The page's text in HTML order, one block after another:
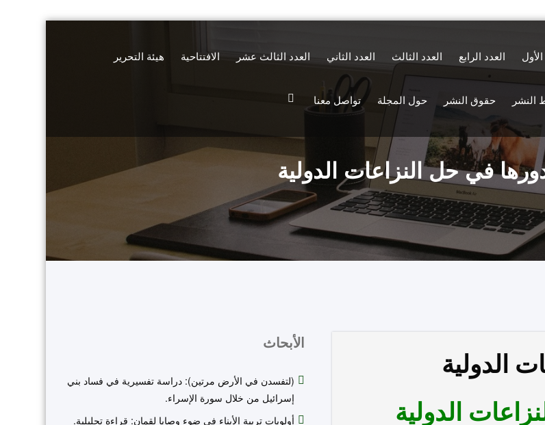
العدد الرابع العدد الثالث العدد الثاني العدد الثالث عشر الافتتاحية هيئة التحرير
حقوق النشر حول المجلة تواصل معنا
في حل النزاعات الدولية
الدولية
الدولية
الأبحاث
(لتفسدن في الأرض مرتين): دراسة تفسيرية في فساد بني
إسرائيل من خلال سورة الإسراء.
أولويات تربية الأبناء في ضوء وصايا لقمان: قراءة تحليلية.